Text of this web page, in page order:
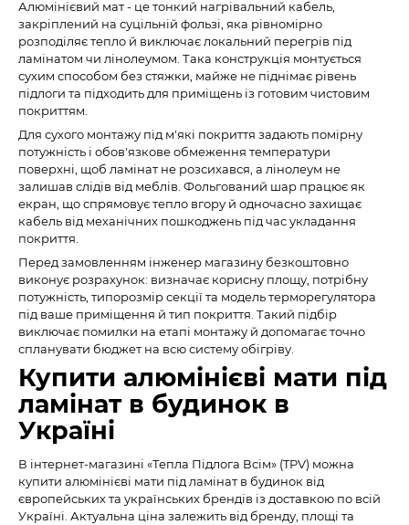
Алюмінієвий мат - це тонкий нагрівальний кабель,
закріплений на суцільній фользі, яка рівномірно
розподіляє тепло й виключає локальний перегрів під
ламінатом чи лінолеумом. Така конструкція монтується
сухим способом без стяжки, майже не піднімає рівень
підлоги та підходить для приміщень із готовим чистовим
покриттям.
Для сухого монтажу під м'які покриття задають помірну
потужність і обов'язкове обмеження температури
поверхні, щоб ламінат не розсихався, а лінолеум не
залишав слідів від меблів. Фольгований шар працює як
екран, що спрямовує тепло вгору й одночасно захищає
кабель від механічних пошкоджень під час укладання
покриття.
Перед замовленням інженер магазину безкоштовно
виконує розрахунок: визначає корисну площу, потрібну
потужність, типорозмір секції та модель терморегулятора
під ваше приміщення й тип покриття. Такий підбір
виключає помилки на етапі монтажу й допомагає точно
спланувати бюджет на всю систему обігріву.
Купити алюмінієві мати під
ламінат в будинок в
Україні
В інтернет-магазині «Тепла Підлога Всім» (TPV) можна
купити алюмінієві мати під ламінат в будинок від
європейських та українських брендів із доставкою по всій
Україні. Актуальна ціна залежить від бренду, площі та